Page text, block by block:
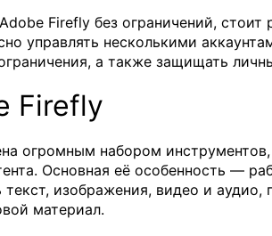
Firefly без ограничений, стоит
управлять несколькими
а также защищать
Firefly
огромным набором
Основная её особенность —
изображения, видео и
материал.